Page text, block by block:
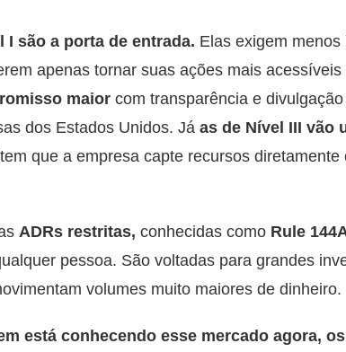
I são a porta de entrada. Elas exigem
apenas tornar suas ações mais
maiorcom transparência e
dos Estados Unidos. Jáas de Nível III vão
que a empresa capte recursos
ADRs restritas, conhecidas como Rule
pessoa. São voltadas para grandes
volumes muito maiores de dinheiro.
está conhecendo esse mercado agora,